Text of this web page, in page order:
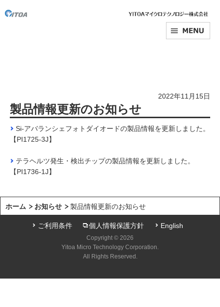
2022年11月15日
製品情報更新のお知らせ
Si-アバランシェフォトダイオードの製品情報を更新しました。
【PI1725-3J】
テラヘルツ発生・検出チップの製品情報を更新しました。
【PI1736-1J】
ホーム お知らせ 製品情報更新のお知らせ
ご利用条件 個人情報保護方針 English
Copyright © 2026
Yitoa Micro Technology Corporation.
All Rights Reserved.